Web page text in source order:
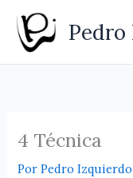
contenido
Pedro
4 Técnica
PorPedro Izquierdo